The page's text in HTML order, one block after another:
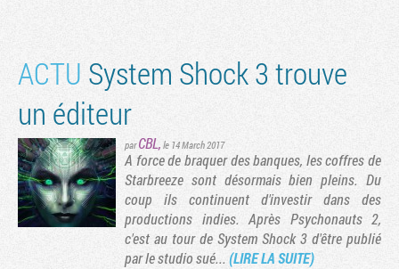
ACTU System Shock 3 trouve
un éditeur
parCBL, le 14 March 2017
A force de braquer des banques, les coffres de
Starbreeze sont désormais bien pleins. Du
coup ils continuent d'investir dans des
productions indies. Après Psychonauts 2,
c'est au tour de System Shock 3 d'être publié
par le studio sué...(LIRE LA SUITE)